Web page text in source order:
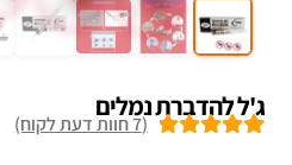
ג'ל להדברת נמלים
(
7חוות דעת לקוח)